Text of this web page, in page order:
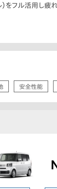
をフル活用し疲
安全性能